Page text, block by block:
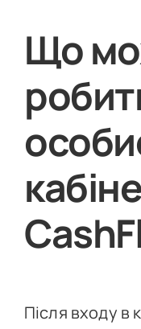
Що
Після входу в